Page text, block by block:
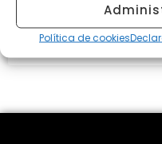
Política de cookies
15/09/2025